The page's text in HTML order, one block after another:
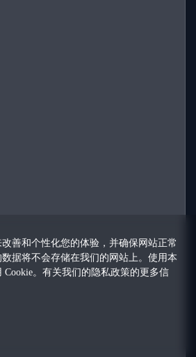
善和个性化您的体验，并确保网站正常
据将不会存储在我们的网站上。使用本
Cookie。有关我们的 隐私政策的更多信